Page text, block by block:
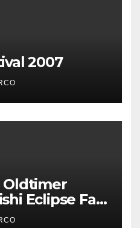
2007
Oldtimer
Eclipse Fast